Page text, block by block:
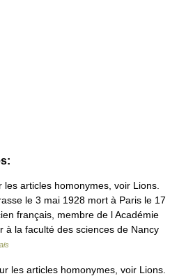
articles homonymes, voir Lions.
le 3 mai 1928 mort à Paris le 17
français, membre de l Académie
à la faculté des sciences de Nancy
les articles homonymes, voir Lions.